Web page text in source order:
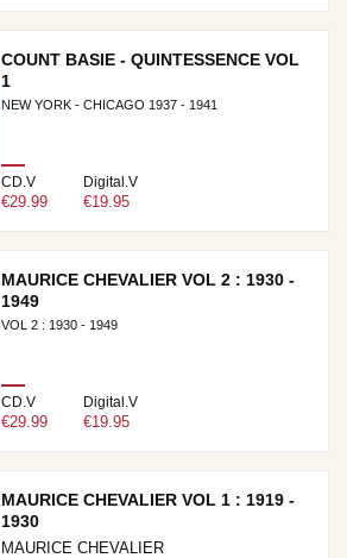
COUNT BASIE - QUINTESSENCE VOL
1
NEW YORK - CHICAGO 1937 - 1941
CD.V
€29.99
Digital.V
€19.95
MAURICE CHEVALIER VOL 2 : 1930 -
1949
VOL 2 : 1930 - 1949
CD.V
€29.99
Digital.V
€19.95
MAURICE CHEVALIER VOL 1 : 1919 -
1930
MAURICE CHEVALIER